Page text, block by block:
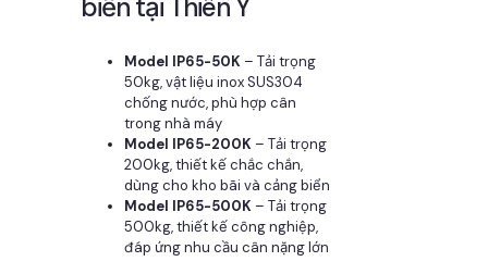
Model IP65-50K – Tải trọng
50kg, vật liệu inox SUS304
chống nước, phù hợp cân
trong nhà máy
Model IP65-200K – Tải trọng
200kg, thiết kế chắc chắn,
dùng cho kho bãi và cảng biển
Model IP65-500K – Tải trọng
500kg, thiết kế công nghiệp,
đáp ứng nhu cầu cân nặng lớn